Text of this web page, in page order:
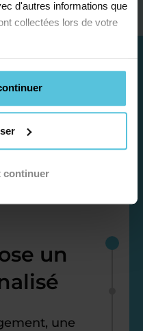
d'autres informations que
collectées lors de votre
continuer
un
une